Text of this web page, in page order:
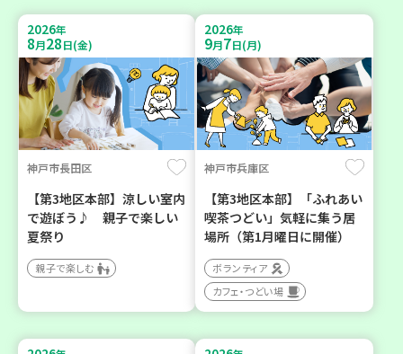
2026年
8月28日(金)
神戸市長田区
【第3地区本部】涼しい室内
で遊ぼう♪ 親子で楽しい
夏祭り
親子で楽しむ
2026年
9月7日(月)
神戸市兵庫区
【第3地区本部】「ふれあい
喫茶つどい」気軽に集う居
場所（第1月曜日に開催）
ボランティア
カフェ・つどい場